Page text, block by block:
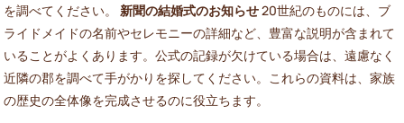
を調べてください。 新聞の結婚式のお知らせ20世紀のものには、ブ
ライドメイドの名前やセレモニーの詳細など、豊富な説明が含まれて
いることがよくあります。公式の記録が欠けている場合は、遠慮なく
近隣の郡を調べて手がかりを探してください。これらの資料は、家族
の歴史の全体像を完成させるのに役立ちます。